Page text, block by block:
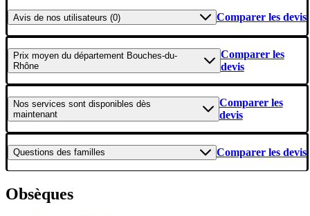
Avis de nos utilisateurs (0) Comparer les devis
Prix moyen du département Bouches-du-
Rhône
Comparer les
devis
Nos services sont disponibles dès
maintenant
Comparer les
devis
Questions des familles Comparer les devis
Obsèques